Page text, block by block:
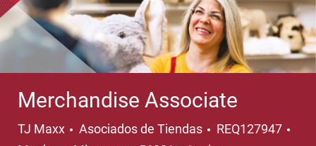
Merchandise Associate
TJ Maxx Categoría
Asociados de Tiendas REQ127947